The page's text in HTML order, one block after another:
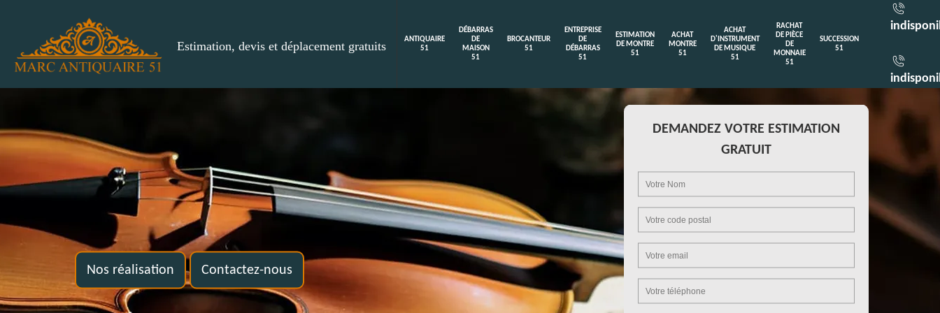
Estimation, devis et déplacement gratuits
ANTIQUAIRE
51
DÉBARRAS
DE
MAISON
51
BROCANTEUR
51
ENTREPRISE
DE
DÉBARRAS
51
ESTIMATION
DE MONTRE
51
ACHAT
MONTRE
51
ACHAT
D'INSTRUMENT
DE MUSIQUE
51
RACHAT
DE PIÈCE
DE
MONNAIE
51
SUCCESSION
51
Nos réalisation Contactez-nous
DEMANDEZ VOTRE ESTIMATION
GRATUIT